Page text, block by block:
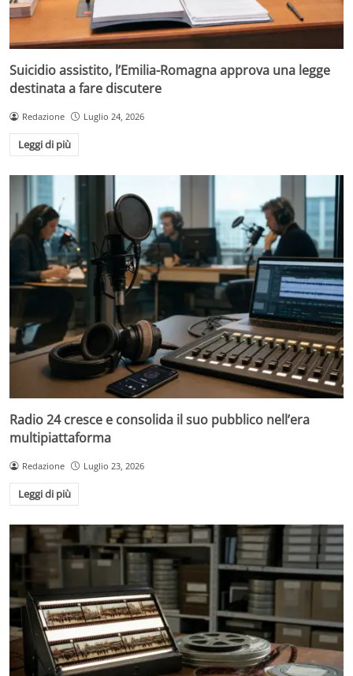
Suicidio assistito, l’Emilia-Romagna approva una legge
destinata a fare discutere
Redazione Luglio 24, 2026
Leggi di più
Radio 24 cresce e consolida il suo pubblico nell’era
multipiattaforma
Redazione Luglio 23, 2026
Leggi di più